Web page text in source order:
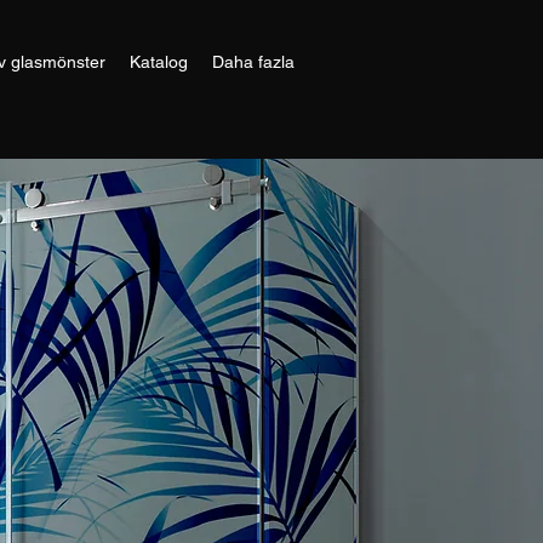
glasmönster Katalog Daha fazla